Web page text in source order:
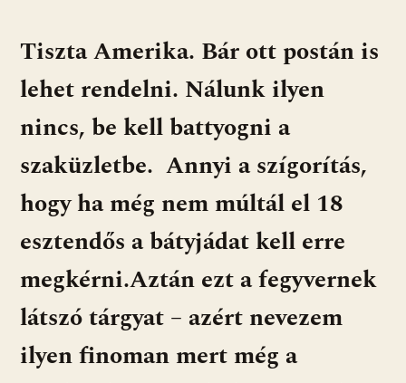
Tiszta Amerika. Bár ott postán is
lehet rendelni. Nálunk ilyen
nincs, be kell battyogni a
szaküzletbe. Annyi a szígorítás,
hogy ha még nem múltál el 18
esztendős a bátyjádat kell erre
megkérni.Aztán ezt a fegyvernek
látszó tárgyat – azért nevezem
ilyen finoman mert még a